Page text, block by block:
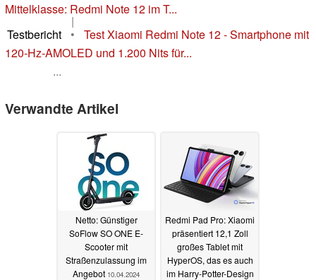
Mittelklasse: Redmi Note 12 im T...
|
Testbericht
•
Test Xiaomi Redmi Note 12 - Smartphone mit
120-Hz-AMOLED und 1.200 Nits für...
...
Verwandte Artikel
Netto: Günstiger
SoFlow SO ONE E-
Scooter mit
Straßenzulassung im
Angebot 10.04.2024
Redmi Pad Pro: Xiaomi
präsentiert 12,1 Zoll
großes Tablet mit
HyperOS, das es auch
im Harry-Potter-Design